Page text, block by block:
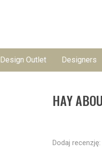
Design Outlet Designers
HAY
Dodaj recenzję: